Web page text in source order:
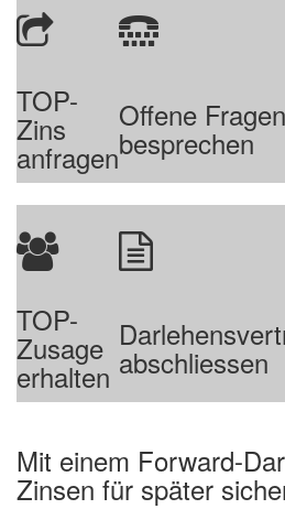
TOP-
Zins
anfragen
Offene Fragen
besprechen
TOP-
Zusage
erhalten abschliessen
Mit einem Forward-
Zinsen für später